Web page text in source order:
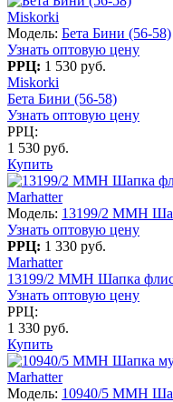
Miskorki
Модель: Бета Бини (56-58)
Узнать оптовую цену
РРЦ: 1 530 руб.
Miskorki
Бета Бини (56-58)
Узнать оптовую цену
РРЦ:
1 530 руб.
Купить
Marhatter
Модель: 13199/2 MMH
Узнать оптовую цену
РРЦ: 1 330 руб.
Marhatter
13199/2 MMH Шапка
Узнать оптовую цену
РРЦ:
1 330 руб.
Купить
Marhatter
Модель: 10940/5 MMH